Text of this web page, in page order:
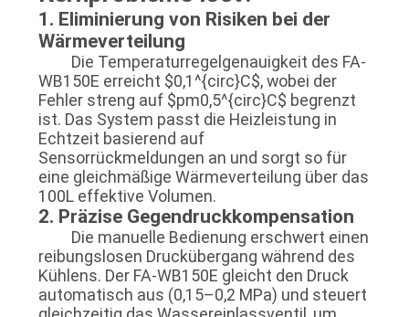
1. Eliminierung von Risiken bei der
Wärmeverteilung
Die Temperaturregelgenauigkeit des FA-
WB150E erreicht $0,1^{circ}C$, wobei der
Fehler streng auf $pm0,5^{circ}C$ begrenzt
ist. Das System passt die Heizleistung in
Echtzeit basierend auf
Sensorrückmeldungen an und sorgt so für
eine gleichmäßige Wärmeverteilung über das
100L effektive Volumen.
2. Präzise Gegendruckkompensation
Die manuelle Bedienung erschwert einen
reibungslosen Druckübergang während des
Kühlens. Der FA-WB150E gleicht den Druck
automatisch aus (0,15–0,2 MPa) und steuert